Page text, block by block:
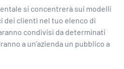
si concentrerà sui modelli
dei clienti nel tuo elenco di
condivisi da determinati
a un’azienda un pubblico a